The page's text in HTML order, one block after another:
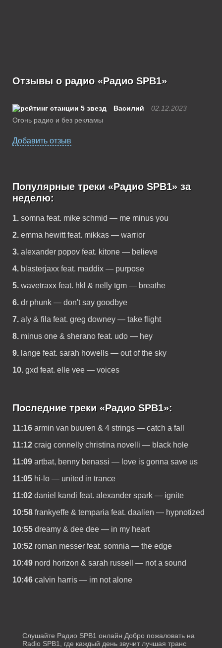
Отзывы о радио «Радио SPB1»
Василий
02.12.2023
Огонь радио и без рекламы
Добавить отзыв
Популярные треки «Радио SPB1» за
неделю:
1. somna feat. mike schmid — me minus you
2. emma hewitt feat. mikkas — warrior
3. alexander popov feat. kitone — believe
4. blasterjaxx feat. maddix — purpose
5. wavetraxx feat. hkl & nelly tgm — breathe
6. dr phunk — don't say goodbye
7. aly & fila feat. greg downey — take flight
8. minus one & sherano feat. udo — hey
9. lange feat. sarah howells — out of the sky
10. gxd feat. elle vee — voices
Последние треки «Радио SPB1»:
11:16 armin van buuren & 4 strings — catch a fall
11:12 craig connelly christina novelli — black hole
11:09 artbat, benny benassi — love is gonna save us
11:05 hi-lo — united in trance
11:02 daniel kandi feat. alexander spark — ignite
10:58 frankyeffe & temparia feat. daalien — hypnotized
10:55 dreamy & dee dee — in my heart
10:52 roman messer feat. somnia — the edge
10:49 nord horizon & sarah russell — not a sound
10:46 calvin harris — im not alone
Слушайте Радио SPB1 онлайн Добро пожаловать на
Radio SPB1, где каждый день звучит лучшая транс